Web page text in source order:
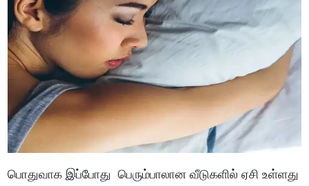
பொதுவாக இப்போது பெரும்பாலான வீடுகளில் ஏசி உள்ளது